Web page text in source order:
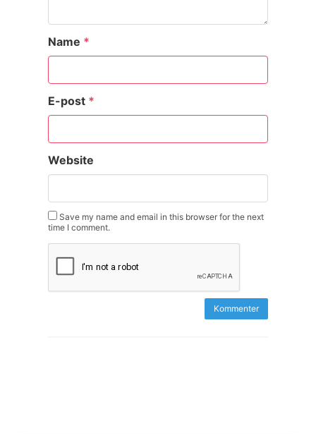
Name *
E-post *
Website
Save my name and email in this browser for the next
time I comment.